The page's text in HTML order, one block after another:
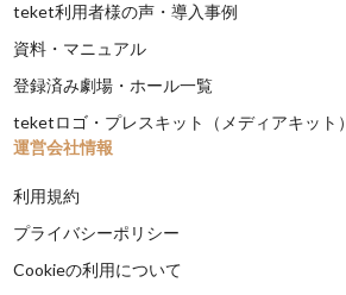
teket利用者様の声・導入事例
資料・マニュアル
登録済み劇場・ホール一覧
teketロゴ・プレスキット（メディアキット）
運営会社情報
利用規約
プライバシーポリシー
Cookieの利用について